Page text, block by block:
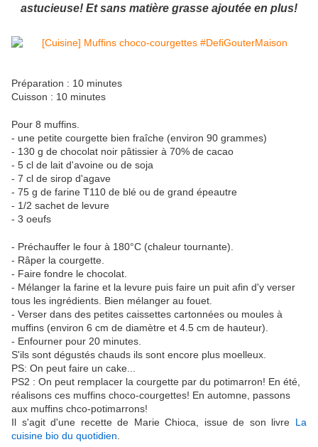
astucieuse! Et sans matière grasse ajoutée en plus!
Préparation : 10 minutes
Cuisson : 10 minutes
Pour 8 muffins.
- une petite courgette bien fraîche (environ 90 grammes)
- 130 g de chocolat noir pâtissier à 70% de cacao
- 5 cl de lait d'avoine ou de soja
- 7 cl de sirop d'agave
- 75 g de farine T110 de blé ou de grand épeautre
- 1/2 sachet de levure
- 3 oeufs
- Préchauffer le four à 180°C (chaleur tournante).
- Râper la courgette.
- Faire fondre le chocolat.
- Mélanger la farine et la levure puis faire un puit afin d'y verser
tous les ingrédients. Bien mélanger au fouet.
- Verser dans des petites caissettes cartonnées ou moules à
muffins (environ 6 cm de diamètre et 4.5 cm de hauteur).
- Enfourner pour 20 minutes.
S'ils sont dégustés chauds ils sont encore plus moelleux.
PS: On peut faire un cake...
PS2 : On peut remplacer la courgette par du potimarron! En été,
réalisons ces muffins choco-courgettes! En automne, passons
aux muffins chco-potimarrons!
Il s'agit d'une recette de Marie Chioca, issue de son livre La
cuisine bio du quotidien